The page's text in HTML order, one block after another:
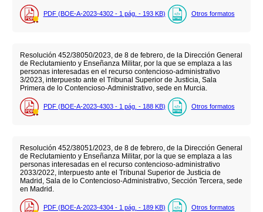
PDF (BOE-A-2023-4302 - 1 pág. - 193 KB) Otros formatos
Resolución 452/38050/2023, de 8 de febrero, de la Dirección General
de Reclutamiento y Enseñanza Militar, por la que se emplaza a las
personas interesadas en el recurso contencioso-administrativo
3/2023, interpuesto ante el Tribunal Superior de Justicia, Sala
Primera de lo Contencioso-Administrativo, sede en Murcia.
PDF (BOE-A-2023-4303 - 1 pág. - 188 KB) Otros formatos
Resolución 452/38051/2023, de 8 de febrero, de la Dirección General
de Reclutamiento y Enseñanza Militar, por la que se emplaza a las
personas interesadas en el recurso contencioso-administrativo
2033/2022, interpuesto ante el Tribunal Superior de Justicia de
Madrid, Sala de lo Contencioso-Administrativo, Sección Tercera, sede
en Madrid.
PDF (BOE-A-2023-4304 - 1 pág. - 189 KB) Otros formatos